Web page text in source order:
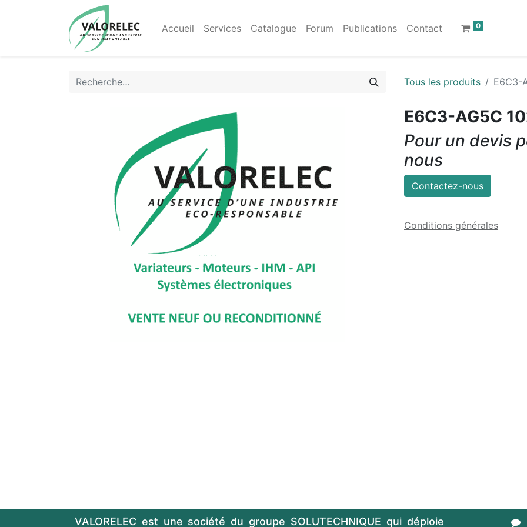
Accueil Services Catalogue Forum Publications Contact 0
Tous les produits E6C3-
E6C3-AG5C
Pour un devis
nous
Contactez-nous
Conditions générales
VALORELEC est une société du groupe SOLUTECHNIQUE qui déploie